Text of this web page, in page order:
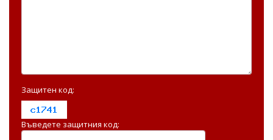
Защитен код:
Въведете защитния код: